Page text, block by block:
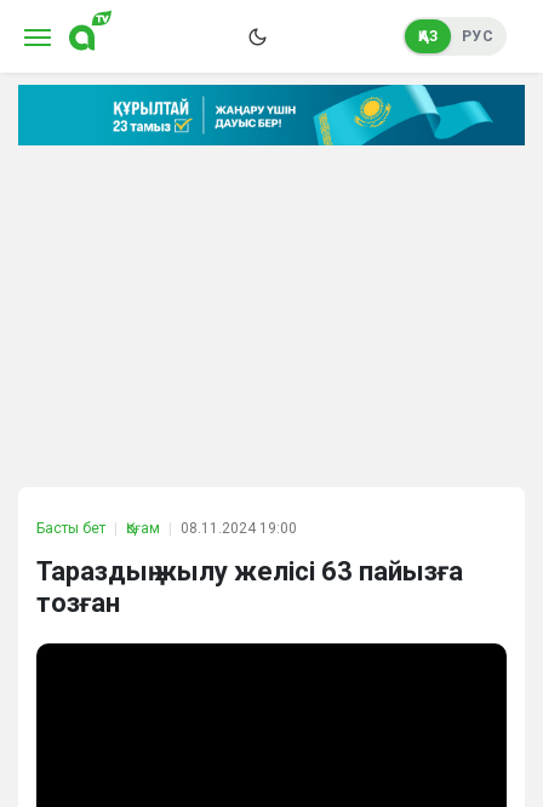
ҚАЗ РУС
Басты бет Қоғам 08.11.2024 19:00
Тараздың жылу желісі 63 пайызға
тозған